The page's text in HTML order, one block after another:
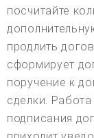
посчитайте
продлить
сформирует
поручение к
сделки.
подписания